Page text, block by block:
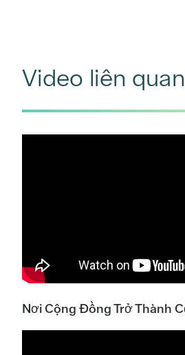
Video liên quan
Nơi Cộng Đồng Trở Thành